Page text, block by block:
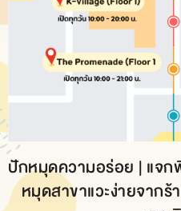
ปักหมุดความอร่อย | แจ
หมุดสาขาแวะง่ายจาก